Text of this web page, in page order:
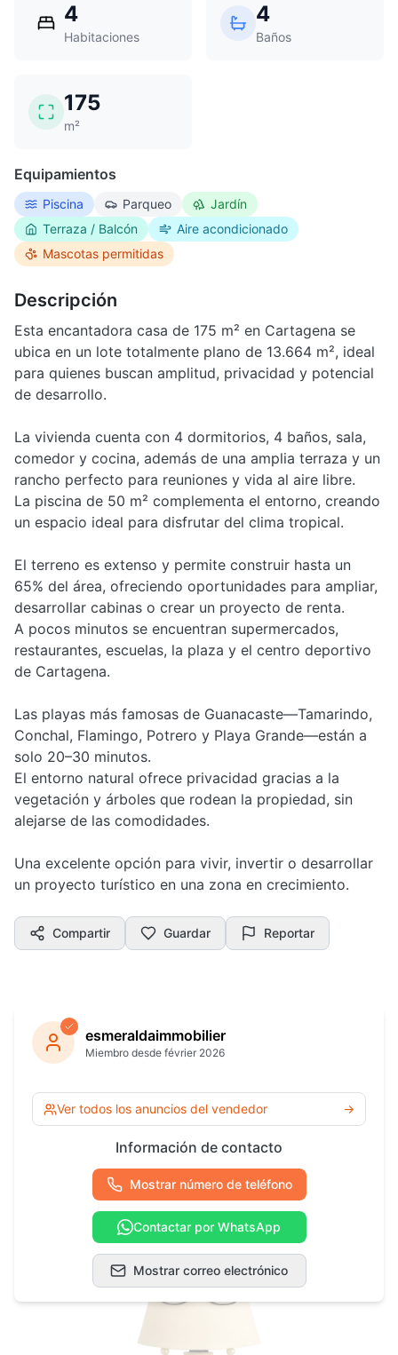
4
Habitaciones
4
Baños
175
m²
Equipamientos
Piscina Parqueo
Jardín
Terraza / Balcón
Aire acondicionado
Mascotas permitidas
Descripción
Esta encantadora casa de 175 m² en Cartagena se
ubica en un lote totalmente plano de 13.664 m², ideal
para quienes buscan amplitud, privacidad y potencial
de desarrollo.
La vivienda cuenta con 4 dormitorios, 4 baños, sala,
comedor y cocina, además de una amplia terraza y un
rancho perfecto para reuniones y vida al aire libre.
La piscina de 50 m² complementa el entorno, creando
un espacio ideal para disfrutar del clima tropical.
El terreno es extenso y permite construir hasta un
65% del área, ofreciendo oportunidades para ampliar,
desarrollar cabinas o crear un proyecto de renta.
A pocos minutos se encuentran supermercados,
restaurantes, escuelas, la plaza y el centro deportivo
de Cartagena.
Las playas más famosas de Guanacaste—Tamarindo,
Conchal, Flamingo, Potrero y Playa Grande—están a
solo 20–30 minutos.
El entorno natural ofrece privacidad gracias a la
vegetación y árboles que rodean la propiedad, sin
alejarse de las comodidades.
Una excelente opción para vivir, invertir o desarrollar
un proyecto turístico en una zona en crecimiento.
Compartir Guardar Reportar
esmeraldaimmobilier
Miembro desde février 2026
Ver todos los anuncios del vendedor →
Información de contacto
Mostrar número de teléfono
Contactar por WhatsApp
Mostrar correo electrónico